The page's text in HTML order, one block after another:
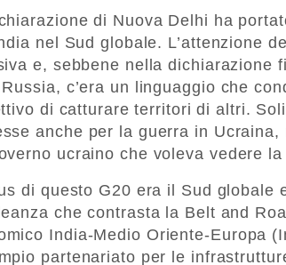
di Nuova Delhi ha
nel Sud globale. L’attenzione
e, sebbene nella dichiarazione
c’era un linguaggio che
di catturare territori di altri.
anche per la guerra in
ucraino che voleva vedere
di questo G20 era il Sud globale
che contrasta la Belt and
India-Medio Oriente-Europa
partenariato per le